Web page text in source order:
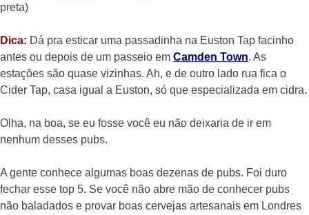
preta)
Dica: Dá pra esticar uma passadinha na Euston Tap facinho
antes ou depois de um passeio em Camden Town. As
estações são quase vizinhas. Ah, e de outro lado rua fica o
Cider Tap, casa igual a Euston, só que especializada em cidra.
Olha, na boa, se eu fosse você eu não deixaria de ir em
nenhum desses pubs.
A gente conhece algumas boas dezenas de pubs. Foi duro
fechar esse top 5. Se você não abre mão de conhecer pubs
não baladados e provar boas cervejas artesanais em Londres